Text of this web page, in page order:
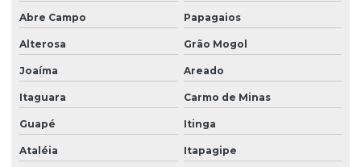
Abre Campo Papagaios
Alterosa Grão Mogol
Joaíma Areado
Itaguara Carmo de Minas
Guapé Itinga
Ataléia Itapagipe